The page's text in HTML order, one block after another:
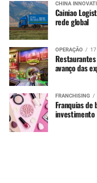
CHINA
Cainiao
rede global
OPERAÇÃO
avanço das
FRANCHISING
Franquias de
investimento